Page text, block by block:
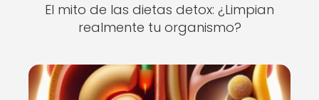
El mito de las dietas detox: ¿Limpian
realmente tu organismo?